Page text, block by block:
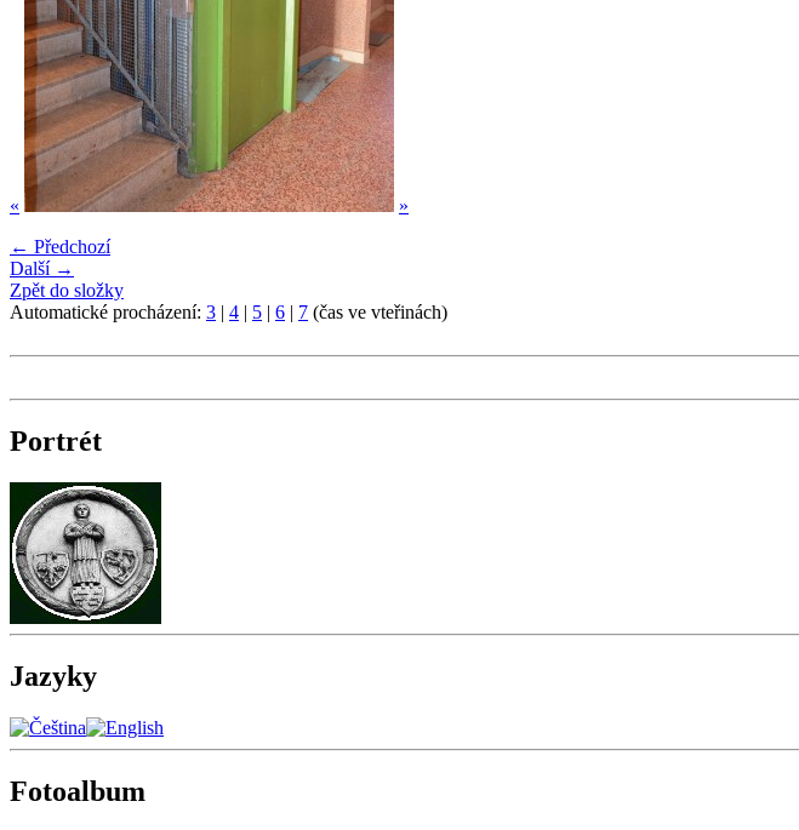
«
»
← Předchozí
Další →
Zpět do složky
Automatické procházení: 3 | 4 | 5 | 6 | 7 (čas ve vteřinách)
Portrét
Jazyky
Fotoalbum